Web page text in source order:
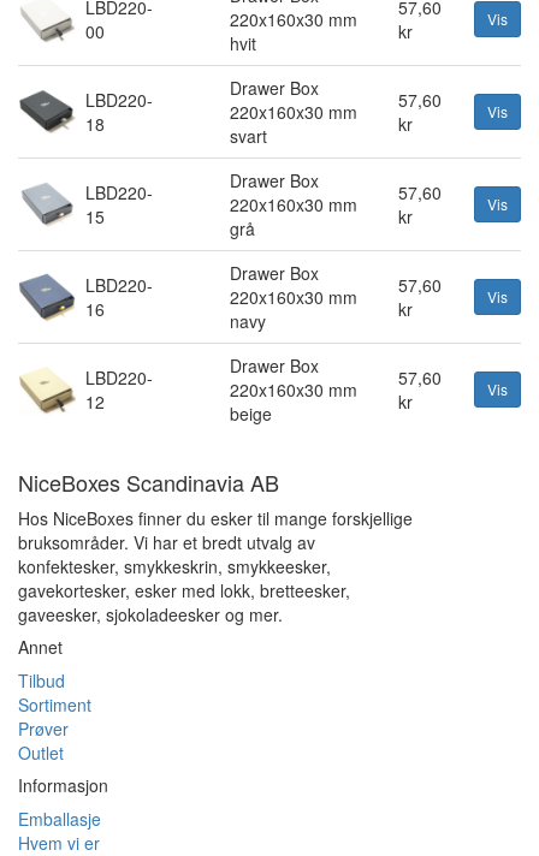
LBD220-
00
220x160x30 mm
hvit
57,60
kr
Vis
LBD220-
18
Drawer Box
220x160x30 mm
svart
57,60
kr
Vis
LBD220-
15
Drawer Box
220x160x30 mm
grå
57,60
kr
Vis
LBD220-
16
Drawer Box
220x160x30 mm
navy
57,60
kr
Vis
LBD220-
12
Drawer Box
220x160x30 mm
beige
57,60
kr
Vis
NiceBoxes Scandinavia AB
Hos NiceBoxes finner du esker til mange forskjellige
bruksområder. Vi har et bredt utvalg av
konfektesker, smykkeskrin, smykkeesker,
gavekortesker, esker med lokk, bretteesker,
gaveesker, sjokoladeesker og mer.
Annet
Tilbud
Sortiment
Prøver
Outlet
Informasjon
Emballasje
Hvem vi er